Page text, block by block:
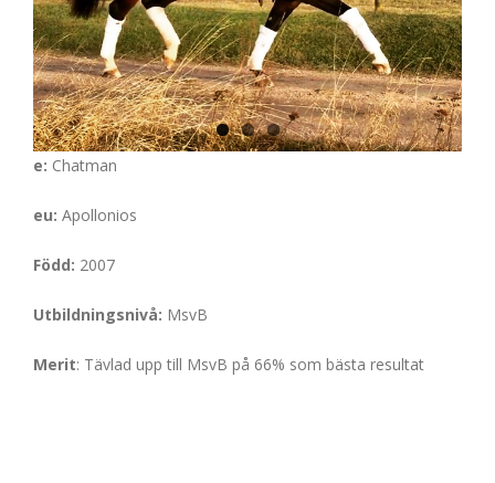
e: Chatman
eu: Apollonios
Född: 2007
Utbildningsnivå: MsvB
Merit: Tävlad upp till MsvB på 66% som bästa resultat